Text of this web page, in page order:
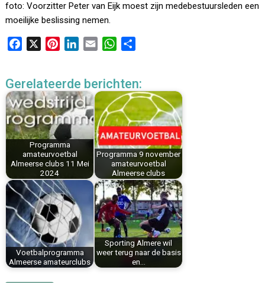
foto: Voorzitter Peter van Eijk moest zijn medebestuursleden een
moeilijke beslissing nemen.
e
b
o
o
k
t
e
r
e
s
t
k
e
d
I
n
i
l
W
t
s
A
p
p
e
n
Gerelateerde berichten:
Programma
amateurvoetbal
Almeerse clubs 11 Mei
2024
Programma 9 november
amateurvoetbal
Almeerse clubs
Voetbalprogramma
Almeerse amateurclubs
Sporting Almere wil
weer terug naar de basis
en…